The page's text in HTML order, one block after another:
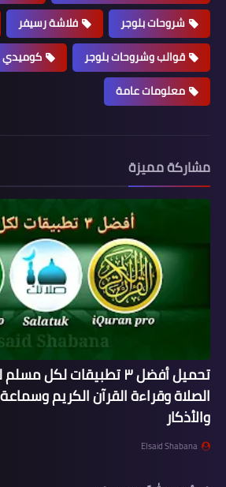
شروحات بلوجر
فلاشة رسيفر
قوالب وشروحات بلوجر
كوميدي
معلومات عامة
مشاركة مميزة
تحميل أفضل ٣ تطبيقات لكل
الصلاة وقراءة القرآن الكريم
والأذكار
Elsaid Shabana